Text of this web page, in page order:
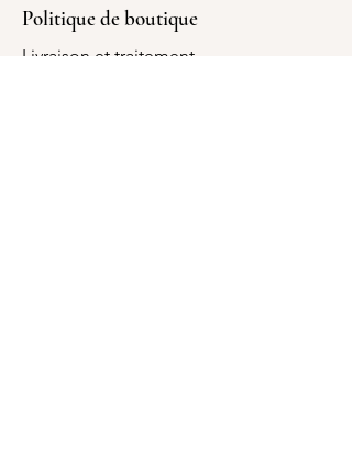
Politique de boutique
Livraison et traitement